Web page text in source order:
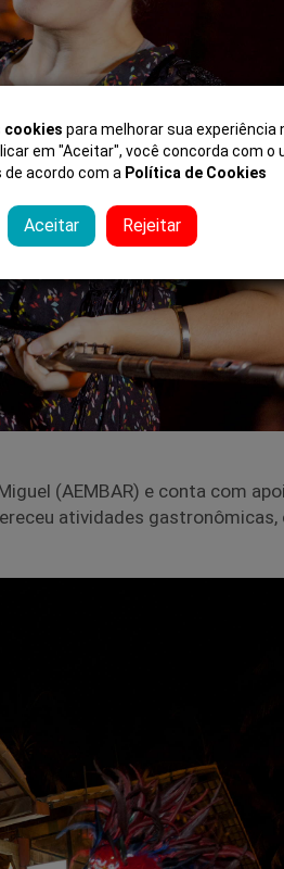
cookies para melhorar sua experiência
em "Aceitar", você concorda com o
de acordo com a Política de Cookies
Aceitar Rejeitar
(AEMBAR) e conta com
atividades gastronômicas,